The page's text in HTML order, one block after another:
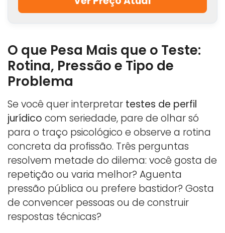
O que Pesa Mais que o Teste:
Rotina, Pressão e Tipo de
Problema
Se você quer interpretar testes de perfil
jurídico com seriedade, pare de olhar só
para o traço psicológico e observe a rotina
concreta da profissão. Três perguntas
resolvem metade do dilema: você gosta de
repetição ou varia melhor? Aguenta
pressão pública ou prefere bastidor? Gosta
de convencer pessoas ou de construir
respostas técnicas?